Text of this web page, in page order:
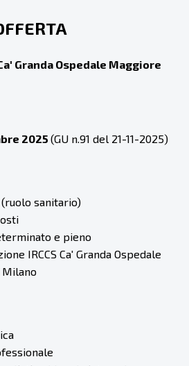
Granda Ospedale Maggiore
2025 (GU n.91 del 21-11-2025)
sanitario)
e pieno
IRCCS Ca' Granda Ospedale